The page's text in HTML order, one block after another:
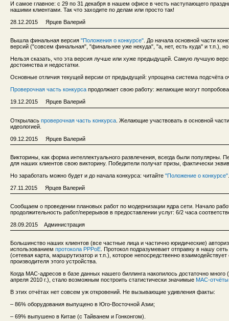
И самое главное: с 29 по 31 декабря в нашем офисе в честь наступающего
нашими клиентами. Так что заходите по делам или просто так!
28.12.2015 Ярцев Валерий
Вышла финальная версия "Положения о конкурсе" . До начала основной части
версий ("совсем финальная", "финальнее уже некуда", "а, нет, есть куда" и т.п.),
Нельзя сказать, что эта версия лучше или хуже предыдущей. Самую лучшую
достоинства и недостатки.
Основные отличия текущей версии от предыдущей: упрощена система подсчёта
Проверочная часть конкурса продолжает свою работу: желающие могут
19.12.2015 Ярцев Валерий
Открылась проверочная часть конкурса . Желающие участвовать в основной
идеологией.
09.12.2015 Ярцев Валерий
Викторины, как форма интеллектуального развлечения, всегда были
для наших клиентов свою викторину. Победители получат призы, фактически
Но заработать можно будет и до начала конкурса: читайте "Положение о конкурсе"
27.11.2015 Ярцев Валерий
Сообщаем о проведении плановых работ по модернизации ядра сети. Начало
продолжительность работ/перерывов в предоставлении услуг: 6/2 часа
28.09.2015 Администрация
Большинство наших клиентов (все частные лица и частично юридические)
использованием протокола PPPoE . Протокол подразумевает отправку в нашу
(сетевая карта, маршрутизатор и т.п.), которое непосредственно
производителя этого устройства.
Когда MAC-адресов в базе данных нашего биллинга накопилось достаточно
апреля 2010 г.), стало возможным построить статистически значимые MAC-отчёты
В этих отчётах нет совсем уж откровений. Не вызывающие удивления факты:
– 86% оборудования выпущено в Юго-Восточной Азии;
– 69% выпушено в Китае (с Тайванем и Гонконгом).